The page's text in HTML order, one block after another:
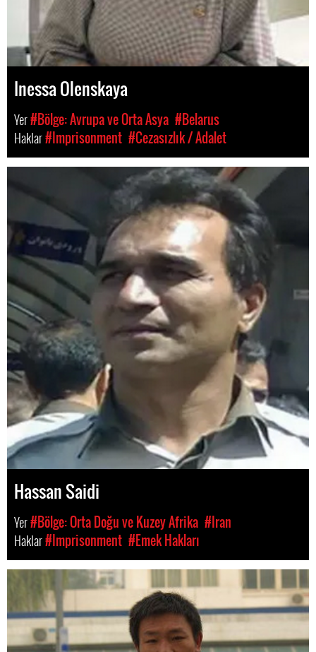
Inessa Olenskaya
Yer#Bölge: Avrupa ve Orta Asya #Belarus
Haklar#Imprisonment #Cezasızlık / Adalet
Hassan Saidi
Yer#Bölge: Orta Doğu ve Kuzey Afrika #Iran
Haklar#Imprisonment #Emek Hakları